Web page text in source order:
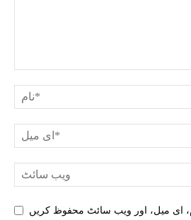
ای میل، اور ویب سائٹ محفوظ کریں